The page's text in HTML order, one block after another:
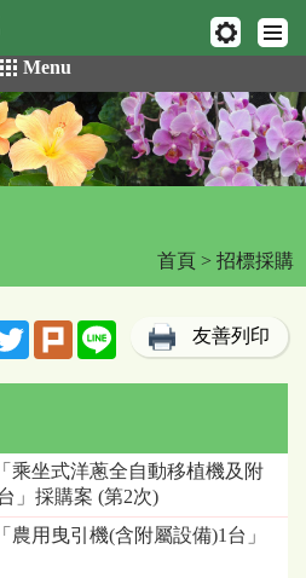
Menu
首頁 > 招標採購
TwitterPlurk Line 友善列印
乘坐式洋蔥全自動移植機及附
」採購案 (第2次)
農用曳引機(含附屬設備)1台」